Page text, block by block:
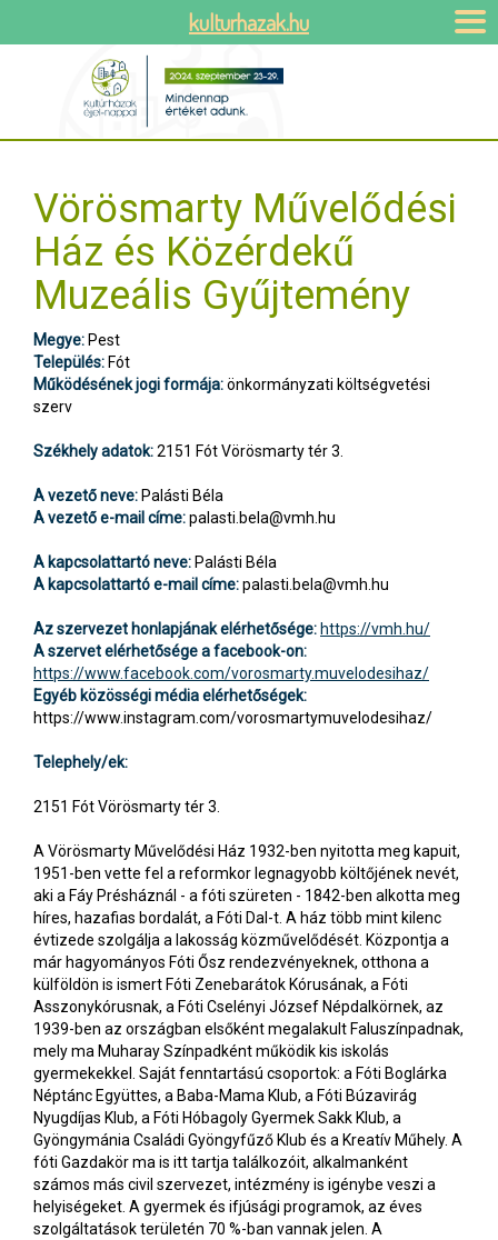
Vörösmarty Művelődési
Ház és Közérdekű
Muzeális Gyűjtemény
Megye: Pest
Település: Fót
Működésének jogi formája:önkormányzati költségvetési
szerv
Székhely adatok:2151 Fót Vörösmarty tér 3.
A vezető neve: Palásti Béla
A vezető e-mail címe:palasti.bela@vmh.hu
A kapcsolattartó neve: Palásti Béla
A kapcsolattartó e-mail címe:palasti.bela@vmh.hu
Az szervezet honlapjának elérhetősége: https://vmh.hu/
A szervet elérhetősége a facebook-on:
https://www.facebook.com/vorosmarty.muvelodesihaz/
Egyéb közösségi média elérhetőségek:
https://www.instagram.com/vorosmartymuvelodesihaz/
Telephely/ek:
2151 Fót Vörösmarty tér 3.
A Vörösmarty Művelődési Ház 1932-ben nyitotta meg kapuit,
1951-ben vette fel a reformkor legnagyobb költőjének nevét,
aki a Fáy Présháznál - a fóti szüreten - 1842-ben alkotta meg
híres, hazafias bordalát, a Fóti Dal-t. A ház több mint kilenc
évtizede szolgálja a lakosság közművelődését. Központja a
már hagyományos Fóti Ősz rendezvényeknek, otthona a
külföldön is ismert Fóti Zenebarátok Kórusának, a Fóti
Asszonykórusnak, a Fóti Cselényi József Népdalkörnek, az
1939-ben az országban elsőként megalakult Faluszínpadnak,
mely ma Muharay Színpadként működik kis iskolás
gyermekekkel. Saját fenntartású csoportok: a Fóti Boglárka
Néptánc Együttes, a Baba-Mama Klub, a Fóti Búzavirág
Nyugdíjas Klub, a Fóti Hóbagoly Gyermek Sakk Klub, a
Gyöngymánia Családi Gyöngyfűző Klub és a Kreatív Műhely. A
fóti Gazdakör ma is itt tartja találkozóit, alkalmanként
számos más civil szervezet, intézmény is igénybe veszi a
helyiségeket. A gyermek és ifjúsági programok, az éves
szolgáltatások területén 70 %-ban vannak jelen. A
kulturhazak.hu